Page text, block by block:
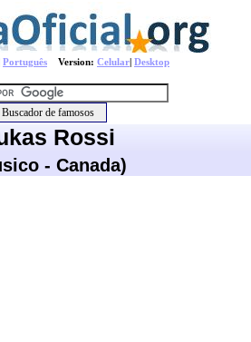
Português Version: Celular| Desktop
Rossi
- Canada)